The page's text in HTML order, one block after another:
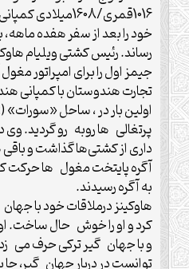
1016قمری/
خود را بعد از سفر هفده
رساند. رئیس کشتی ویلیام
جیمز اول را برای امپراتور
تجارت هندوستان با کمپانی
پرتغالی ها روبه رو گردید. وی
داری از کشتی‌ها گذاشت و
آگره پایتخت مغول ها حرکت
به آگره رسیدند.
هاوکینز درملاقات خود با
کرد و او را خوش حال ساخت.
و با جهان گیر ترکی حرف می